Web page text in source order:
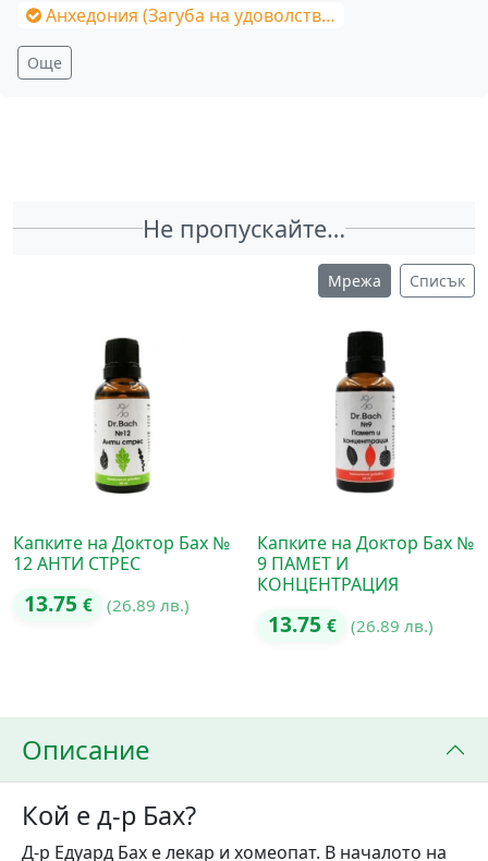
Анхедония (Загуба на удоволствие)
Още
Не пропускайте…
Мрежа Списък
Капките на Доктор Бах №
12 АНТИ СТРЕС
13.75 € (26.89 лв.)
Капките на Доктор Бах №
9 ПАМЕТ И
КОНЦЕНТРАЦИЯ
13.75 € (26.89 лв.)
Описание
Кой е д-р Бах?
Д-р Едуард Бах е лекар и хомеопат. В началото на